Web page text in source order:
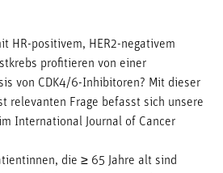
HR-positivem, HER2-negativem
profitieren von einer
von CDK4/6-Inhibitoren? Mit dieser
relevanten Frage befasst sich unsere
International Journal of Cancer
die ≥ 65 Jahre alt sind